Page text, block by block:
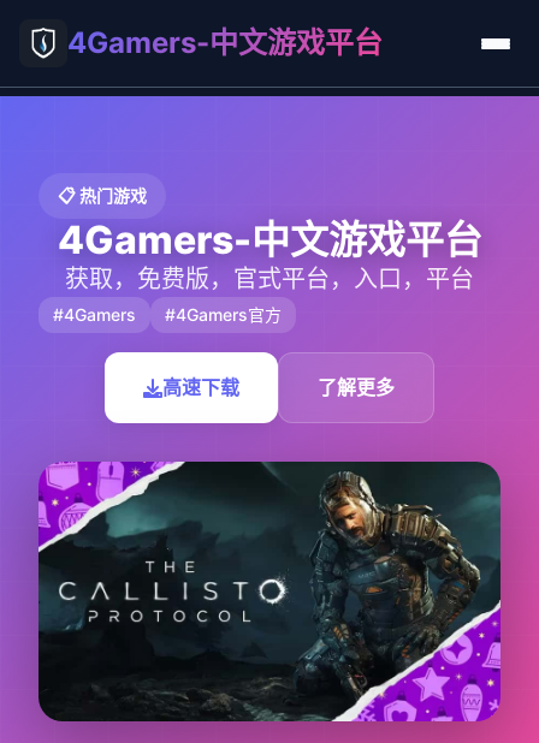
4Gamers-中文游戏平台
📋 热门游戏
4Gamers-中文游戏平台
获取，免费版，官式平台，入口，平台
#4Gamers #4Gamers官方
高速下载 了解更多